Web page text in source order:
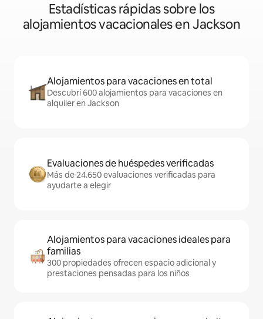
Estadísticas rápidas sobre los
alojamientos vacacionales en Jackson
Alojamientos para vacaciones en total
Descubrí 600 alojamientos para vacaciones en
alquiler en Jackson
Evaluaciones de huéspedes verificadas
Más de 24.650 evaluaciones verificadas para
ayudarte a elegir
Alojamientos para vacaciones ideales para
familias
300 propiedades ofrecen espacio adicional y
prestaciones pensadas para los niños